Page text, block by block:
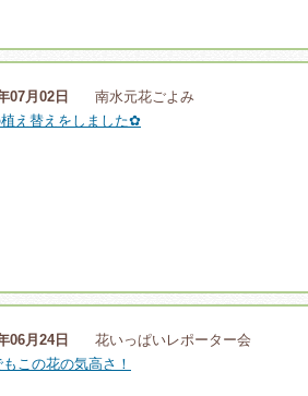
07月02日
南水元花ごよみ
え替えをしました✿
06月24日
花いっぱいレポーター会
この花の気高さ！